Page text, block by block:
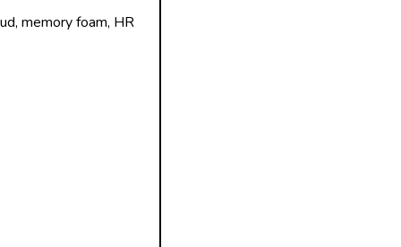
memory foam, HR